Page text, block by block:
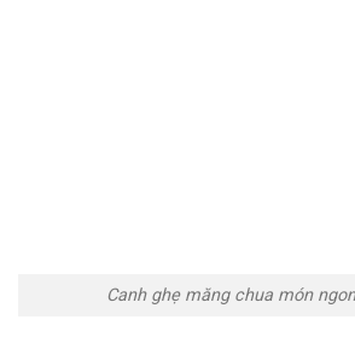
Canh ghẹ măng chua món